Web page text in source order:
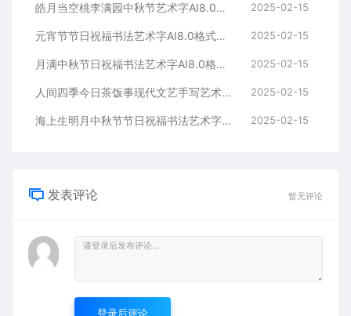
皓月当空桃李满园中秋节艺术字AI8.0格式激光打标文件通用矢量图 2025-02-15
元宵节节日祝福书法艺术字AI8.0格式激光打标文件通用矢量图 2025-02-15
月满中秋节日祝福书法艺术字AI8.0格式激光打标文件通用矢量图 2025-02-15
人间四季今日茶饭事现代文艺手写艺术字AI8.0格式激光打标文件通用矢量图 2025-02-15
海上生明月中秋节节日祝福书法艺术字AI8.0格式激光打标文件通用矢量图 2025-02-15
发表评论 暂无评论
登录后评论